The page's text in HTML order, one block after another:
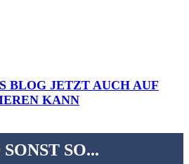
BLOG JETZT AUCH AUF
KANN
SO...